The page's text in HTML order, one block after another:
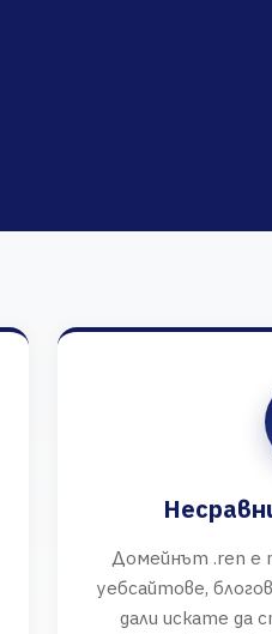
Домейнът .ren е
уебсайтове,
дали искате да